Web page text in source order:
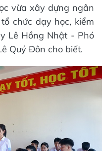
vừa xây dựng ngân
chức dạy học, kiểm
Lê Hồng Nhật - Phó
Quý Đôn cho biết.